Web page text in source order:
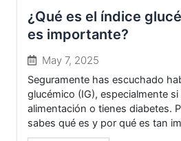
¿Qué es el índice
es importante?
May 7, 2025
Seguramente has escuchado
glucémico (IG), especialmente
alimentación o tienes diabetes.
sabes qué es y por qué es tan